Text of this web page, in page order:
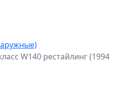
W140 рестайлинг (1994